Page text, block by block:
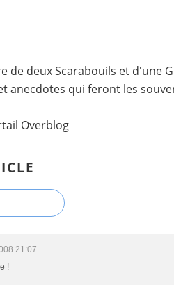
de deux Scarabouils et d'une
anecdotes qui feront les
Overblog
21:07
!